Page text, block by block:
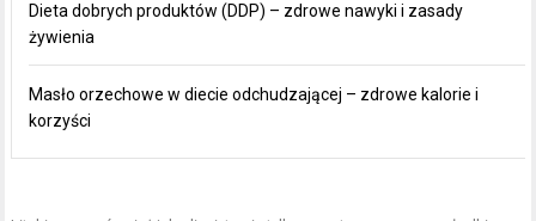
Dieta dobrych produktów (DDP) – zdrowe nawyki i zasady
żywienia
Masło orzechowe w diecie odchudzającej – zdrowe kalorie i
korzyści